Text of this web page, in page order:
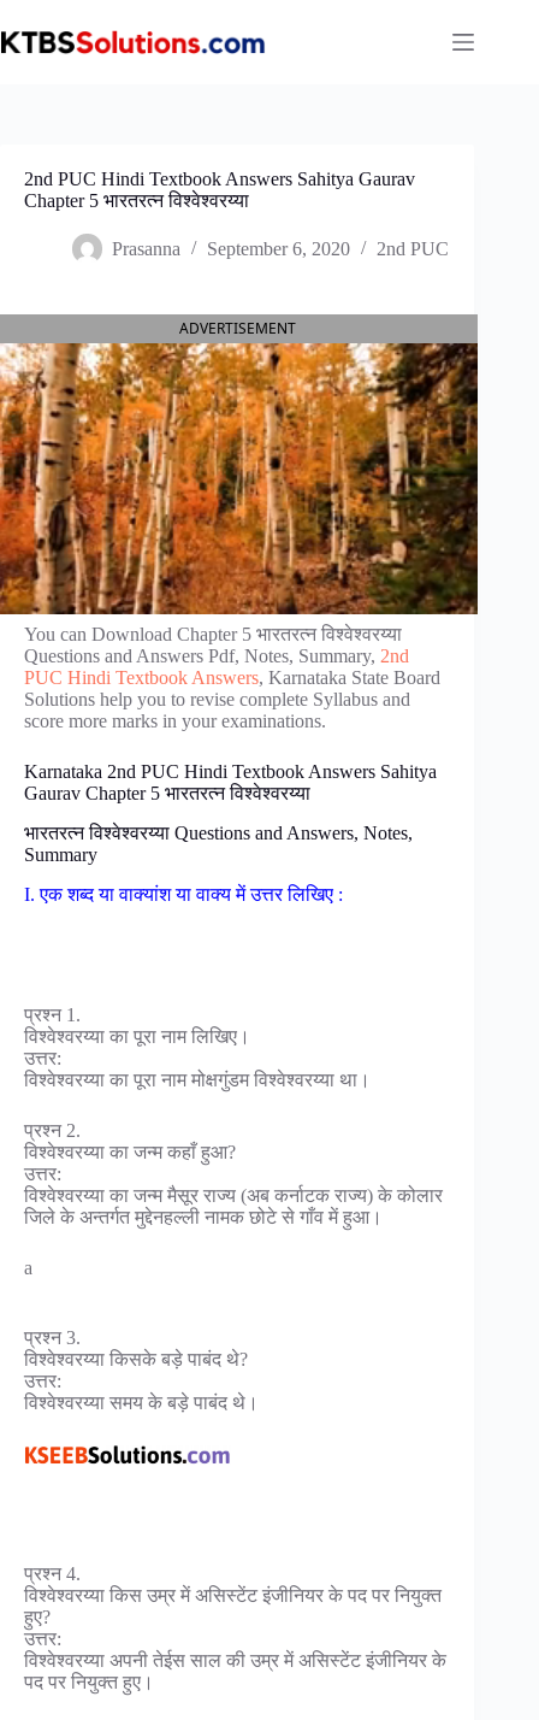
to
content
2nd PUC Hindi Textbook Answers Sahitya Gaurav
Chapter 5 भारतरत्न विश्वेश्वरय्या
Prasanna September 6, 2020 2nd PUC
ADVERTISEMENT
You can Download Chapter 5 भारतरत्न विश्वेश्वरय्या
Questions and Answers Pdf, Notes, Summary, 2nd
PUC Hindi Textbook Answers, Karnataka State Board
Solutions help you to revise complete Syllabus and
score more marks in your examinations.
Karnataka 2nd PUC Hindi Textbook Answers Sahitya
Gaurav Chapter 5 भारतरत्न विश्वेश्वरय्या
भारतरत्न विश्वेश्वरय्या Questions and Answers, Notes,
Summary
I. एक शब्द या वाक्यांश या वाक्य में उत्तर लिखिए :
प्रश्न 1.
विश्वेश्वरय्या का पूरा नाम लिखिए।
उत्तर:
विश्वेश्वरय्या का पूरा नाम मोक्षगुंडम विश्वेश्वरय्या था।
प्रश्न 2.
विश्वेश्वरय्या का जन्म कहाँ हुआ?
उत्तर:
विश्वेश्वरय्या का जन्म मैसूर राज्य (अब कर्नाटक राज्य) के कोलार
जिले के अन्तर्गत मुद्देनहल्ली नामक छोटे से गाँव में हुआ।
a
प्रश्न 3.
विश्वेश्वरय्या किसके बड़े पाबंद थे?
उत्तर:
विश्वेश्वरय्या समय के बड़े पाबंद थे।
प्रश्न 4.
विश्वेश्वरय्या किस उम्र में असिस्टेंट इंजीनियर के पद पर नियुक्त
हुए?
उत्तर:
विश्वेश्वरय्या अपनी तेईस साल की उम्र में असिस्टेंट इंजीनियर के
पद पर नियुक्त हुए।